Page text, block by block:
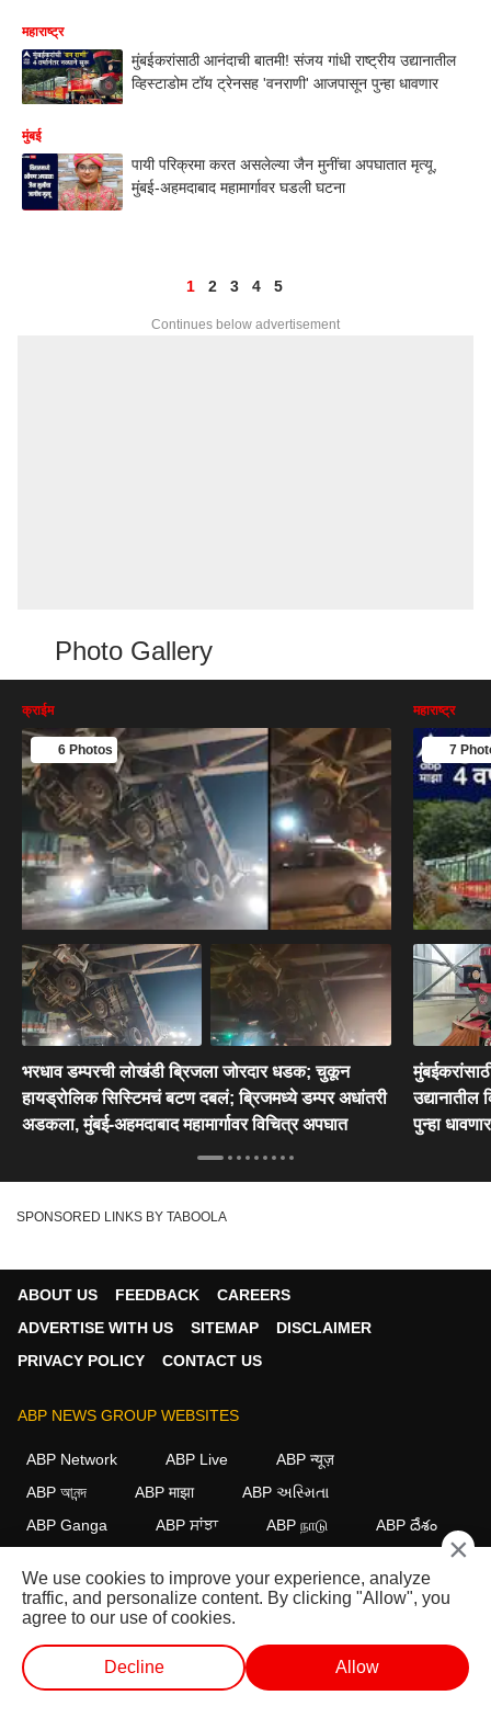
महाराष्ट्र
मुंबईकरांसाठी आनंदाची बातमी! संजय गांधी राष्ट्रीय उद्यानातील
व्हिस्टाडोम टॉय ट्रेनसह 'वनराणी' आजपासून पुन्हा धावणार
मुंबई
पायी परिक्रमा करत असलेल्या जैन मुनींचा अपघातात मृत्यू,
मुंबई-अहमदाबाद महामार्गावर घडली घटना
1 2 3 4 5
Continues below advertisement
Photo Gallery
क्राईम
6 Photos
भरधाव डम्परची लोखंडी ब्रिजला जोरदार धडक; चुकून
हायड्रोलिक सिस्टिमचं बटण दबलं; ब्रिजमध्ये डम्पर अधांतरी
अडकला, मुंबई-अहमदाबाद महामार्गावर विचित्र अपघात
महाराष्ट्र
7
पुन्हा धावणार
SPONSORED LINKS BY TABOOLA
ABOUT US FEEDBACK
CAREERS
ADVERTISE WITH US
SITEMAP
DISCLAIMER
PRIVACY POLICY
CONTACT US
ABP NEWS GROUP WEBSITES
ABP Network ABP Live
ABP न्यूज़
ABP আনন্দ
ABP माझा
ABP અસ્મિતા
ABP Ganga
ABP ਸਾਂਝਾ ABP நாடு ABP దేశం
FOLLOW US
This website follows the DNPA Code of Ethics.
Copyright@2026.
All rights reserved.
×
We use cookies to improve your experience, analyze
traffic, and personalize content. By clicking "Allow", you
agree to our use of cookies.
Decline Allow